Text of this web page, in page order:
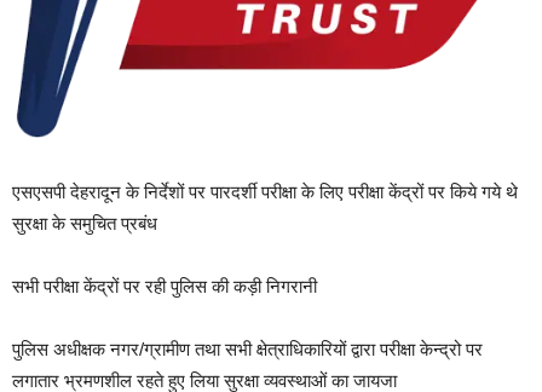
एसएसपी देहरादून के निर्देशों पर पारदर्शी परीक्षा के लिए परीक्षा केंद्रों पर किये गये थे
सुरक्षा के समुचित प्रबंध
सभी परीक्षा केंद्रों पर रही पुलिस की कड़ी निगरानी
पुलिस अधीक्षक नगर/ग्रामीण तथा सभी क्षेत्राधिकारियों द्वारा परीक्षा केन्द्रो पर
लगातार भ्रमणशील रहते हुए लिया सुरक्षा व्यवस्थाओं का जायजा